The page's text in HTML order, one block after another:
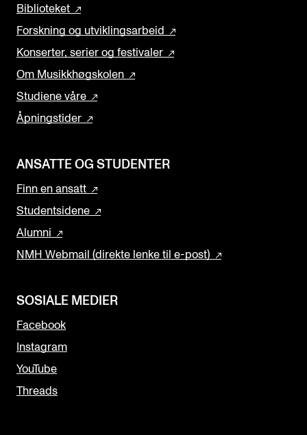
Biblioteket
Forskning og utviklingsarbeid
Konserter, serier og festivaler
Om Musikkhøgskolen
Studiene våre
Åpningstider
ANSATTE OG STUDENTER
Finn en ansatt
Studentsidene
Alumni
NMH Webmail (direkte lenke til e-post)
SOSIALE MEDIER
Facebook
Instagram
YouTube
Threads